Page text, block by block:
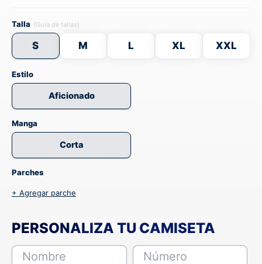
Talla (Guía de tallas)
S M L XL XXL
Estilo
Aficionado
Manga
Corta
Parches
+ Agregar parche
PERSONALIZA TU CAMISETA
Nombre Número